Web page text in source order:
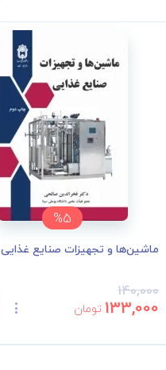
%5
ماشین‌ها و تجهیزات صنایع غذایی
140,000
133,000 تومان